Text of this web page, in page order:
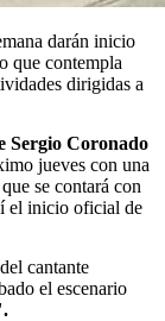
darán inicio
que contempla
dirigidas a
Sergio Coronado
jueves con una
se contará con
el inicio oficial de
cantante
el escenario